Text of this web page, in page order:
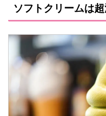
ソフトクリームは